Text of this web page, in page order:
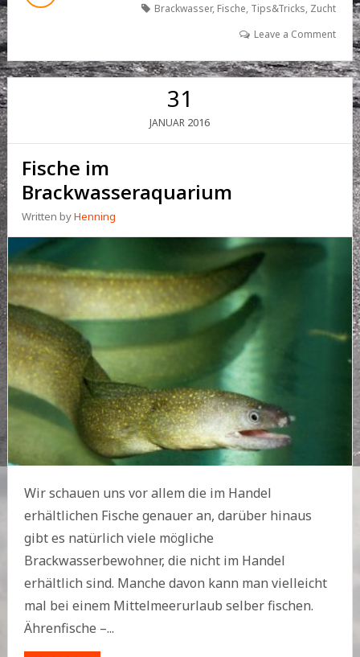
BRACHIONUS Brackwasser, Fische, Tips&Tricks, Zucht
Leave a Comment
31
JANUAR 2016
Fische im
Brackwasseraquarium
Written byHenning
Wir schauen uns vor allem die im Handel
erhältlichen Fische genauer an, darüber hinaus
gibt es natürlich viele mögliche
Brackwasserbewohner, die nicht im Handel
erhältlich sind. Manche davon kann man vielleicht
mal bei einem Mittelmeerurlaub selber fischen.
Ährenfische –...